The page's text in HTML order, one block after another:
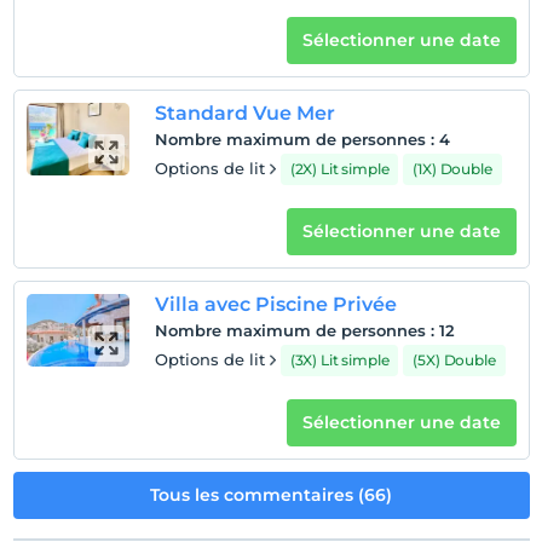
L'installation se trouve dans la péninsule de Çukurbağ.
Afficher sur la
carte
enregistrement
Après 15:00
Vérifier
Des zones fumeurs sont disponibles
Sélectionner une date
Standard Vue Mer
Nombre maximum de personnes : 4
Options de lit
(2X) Lit simple (1X) Double
Sélectionner une date
Villa avec Piscine Privée
Nombre maximum de personnes : 12
Options de lit
(3X) Lit simple (5X) Double
Sélectionner une date
Tous les commentaires (66)